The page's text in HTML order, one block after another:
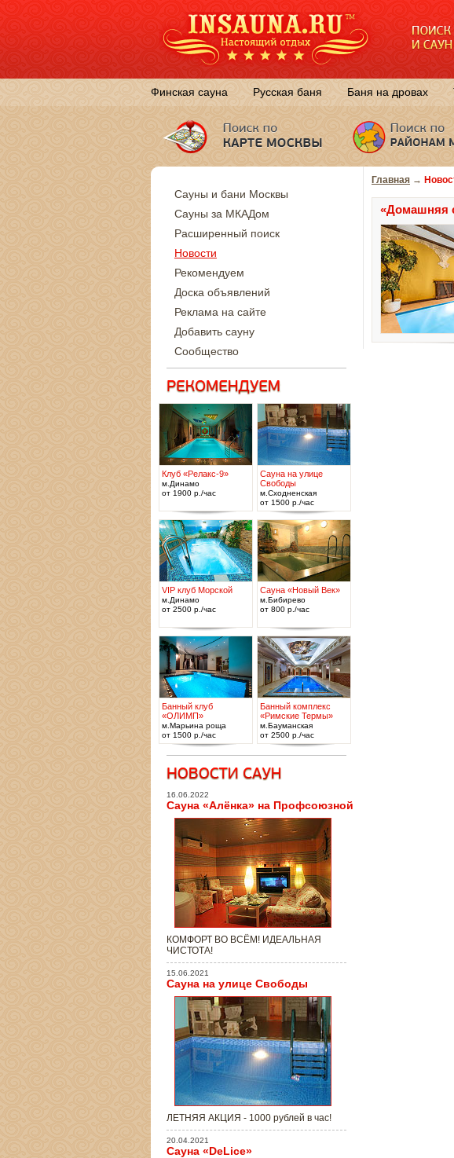
Финская сауна Русская баня Баня на дровах
Главная →
«Домашняя
Сауны и бани Москвы
Сауны за МКАДом
Расширенный поиск
Новости
Рекомендуем
Доска объявлений
Реклама на сайте
Добавить сауну
Сообщество
Клуб «Релакс-9»
м.Динамо
от 1900 р./час
Сауна на улице
Свободы
м.Сходненская
от 1500 р./час
VIP клуб Морской
м.Динамо
от 2500 р./час
Сауна «Новый Век»
м.Бибирево
от 800 р./час
Банный клуб
«ОЛИМП»
м.Марьина роща
от 1500 р./час
Банный комплекс
«Римские Термы»
м.Бауманская
от 2500 р./час
16.06.2022
Сауна «Алёнка» на Профсоюзной
КОМФОРТ ВО ВСЁМ! ИДЕАЛЬНАЯ
ЧИСТОТА!
15.06.2021
Сауна на улице Свободы
ЛЕТНЯЯ АКЦИЯ - 1000 рублей в час!
20.04.2021
Сауна «DeLice»